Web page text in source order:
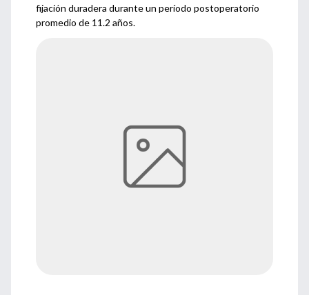
fijación duradera durante un período postoperatorio
promedio de 11.2 años.